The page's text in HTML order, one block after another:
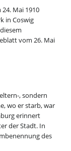
Mai 1910
in Coswig
vom 26. Mai
, sondern
wo er starb, war
erinnert
der Stadt. In
des